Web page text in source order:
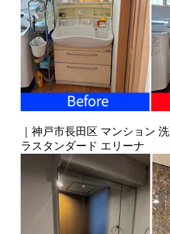
｜神戸市長田区 マンション
ラスタンダード エリーナ